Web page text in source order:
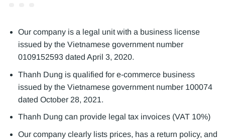
Our company is a legal unit with a business license
issued by the Vietnamese government number
0109152593 dated April 3, 2020.
Thanh Dung is qualified for e-commerce business
issued by the Vietnamese government number 100074
dated October 28, 2021.
Thanh Dung can provide legal tax invoices (VAT 10%)
Our company clearly lists prices, has a return policy, and